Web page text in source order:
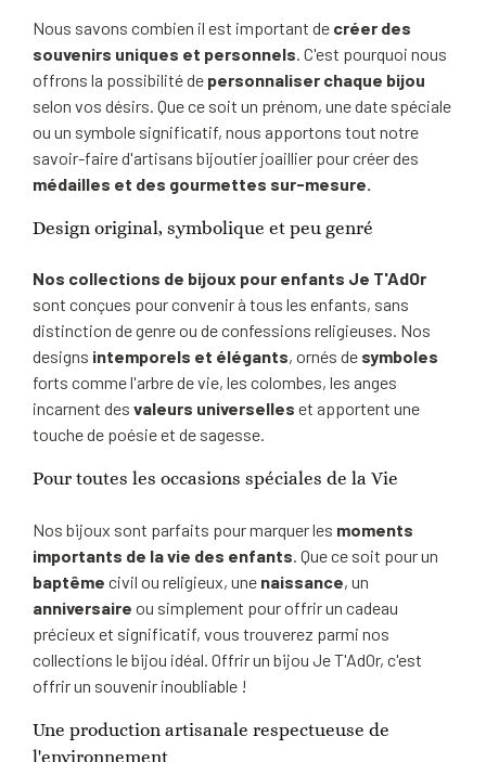
Nous savons combien il est important decréer des
souvenirs uniques et personnels. C'est pourquoi nous
offrons la possibilité depersonnaliser chaque bijou
selon vos désirs. Que ce soit un prénom, une date spéciale
ou un symbole significatif, nous apportons tout notre
savoir-faire d'artisans bijoutier joaillier pour créer des
médailles et des gourmettes sur-mesure.
Design original, symbolique et peu genré
Nos collections de bijoux pour enfants Je T'AdOr
sont conçues pour convenir à tous les enfants, sans
distinction de genre ou de confessions religieuses. Nos
designs intemporels et élégants, ornés de symboles
forts comme l'arbre de vie, les colombes, les anges
incarnent des valeurs universelles et apportent une
touche de poésie et de sagesse.
Pour toutes les occasions spéciales de la Vie
Nos bijoux sont parfaits pour marquer les moments
importants de la vie des enfants . Que ce soit pour un
baptême civil ou religieux, une naissance, un
anniversaire ou simplement pour offrir un cadeau
précieux et significatif, vous trouverez parmi nos
collections le bijou idéal. Offrir un bijou Je T'AdOr, c'est
offrir un souvenir inoubliable !
Une production artisanale respectueuse de
l'environnement